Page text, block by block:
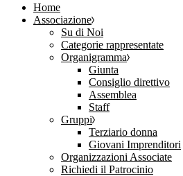
Home
Associazione
Su di Noi
Categorie rappresentate
Organigramma
Giunta
Consiglio direttivo
Assemblea
Staff
Gruppi
Terziario donna
Giovani Imprenditori
Organizzazioni Associate
Richiedi il Patrocinio